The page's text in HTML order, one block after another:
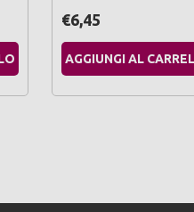
€6,45
AGGIUNGI AL